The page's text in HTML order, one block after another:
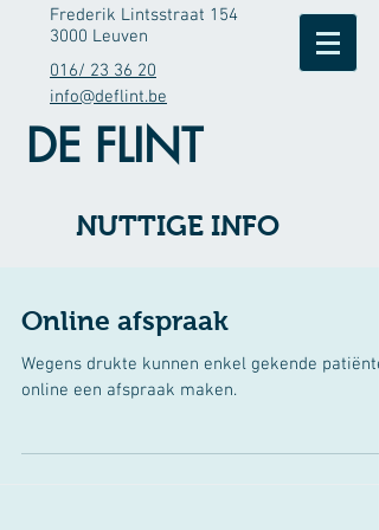
Frederik Lintsstraat 154
3000 Leuven
016/ 23 36 20
info@deflint.be
DE FLINT
NUTTIGE INFO
Online afspraak
Wegens drukte kunnen enkel gekende
online een afspraak maken.